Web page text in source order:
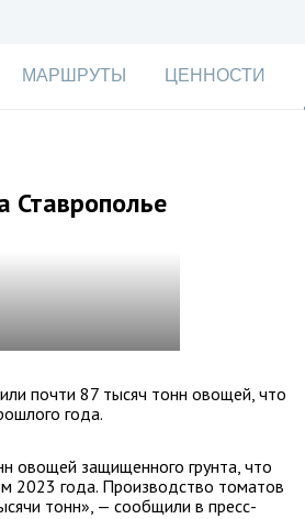
МАРШРУТЫ ЦЕННОСТИ
Ставрополье
почти 87 тысяч тонн овощей, что
года.
овощей защищенного грунта, что
2023 года. Производство томатов
тонн», — сообщили в пресс-